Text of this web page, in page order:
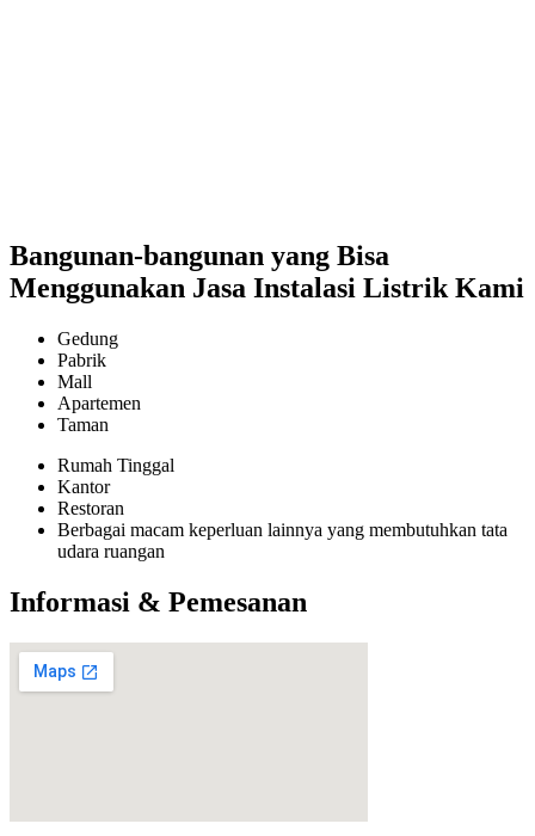
Bangunan-bangunan yang Bisa
Menggunakan Jasa Instalasi Listrik Kami
Gedung
Pabrik
Mall
Apartemen
Taman
Rumah Tinggal
Kantor
Restoran
Berbagai macam keperluan lainnya yang membutuhkan tata
udara ruangan
Informasi & Pemesanan